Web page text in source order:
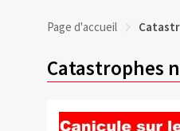
Page d'accueil
Catastrophes